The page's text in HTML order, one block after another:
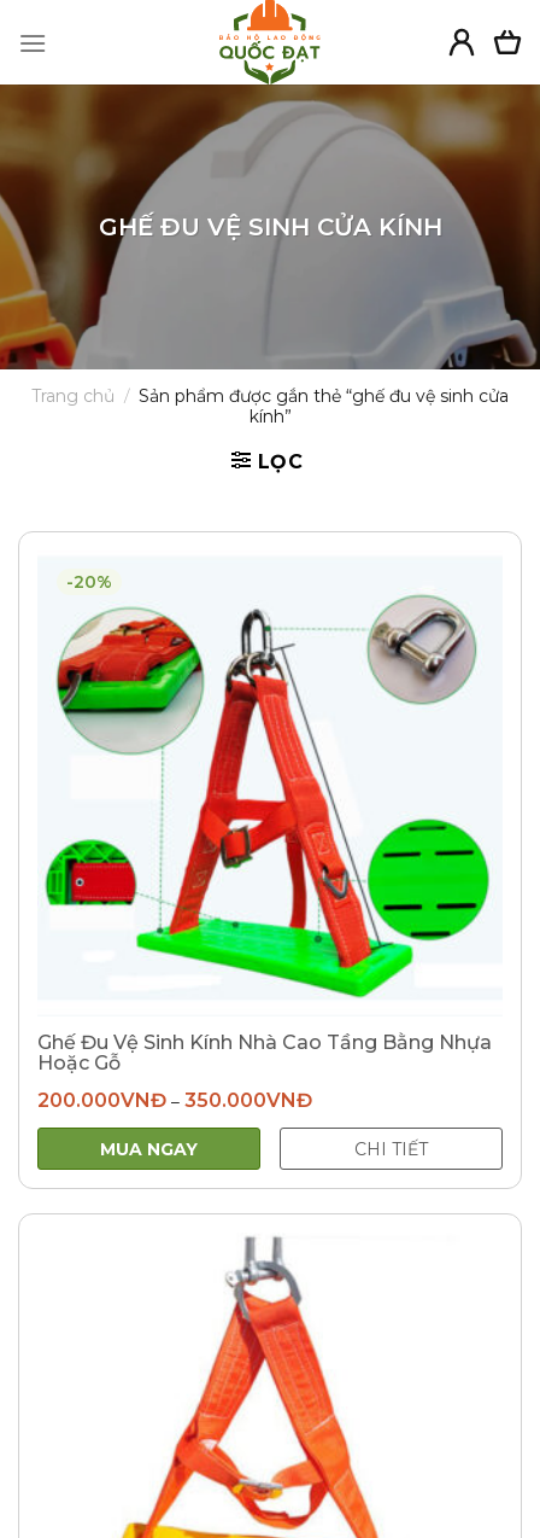
GHẾ ĐU VỆ SINH CỬA KÍNH
Trang chủ / Sản phẩm được gắn thẻ “ghế đu vệ sinh cửa
kính”
LỌC
-20%
Ghế Đu Vệ Sinh Kính Nhà Cao Tầng Bằng Nhựa
Hoặc Gỗ
200.000VNĐ– 350.000VNĐ
MUA NGAY CHI TIẾT